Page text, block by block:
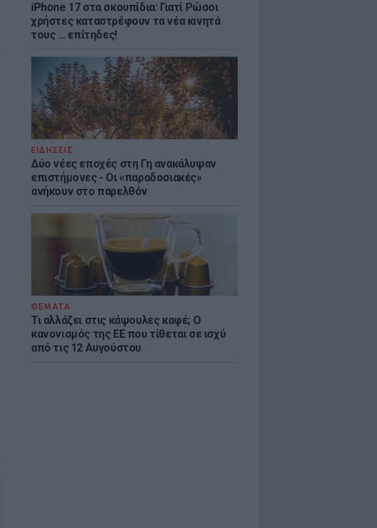
iPhone 17 στα σκουπίδια: Γιατί Ρώσοι
χρήστες καταστρέφουν τα νέα κινητά
τους ... επίτηδες!
ΕΙΔΗΣΕΙΣ
Δύο νέες εποχές στη Γη ανακάλυψαν
επιστήμονες - Oι «παραδοσιακές»
ανήκουν στο παρελθόν
ΘΕΜΑΤΑ
Τι αλλάζει στις κάψουλες καφέ; Ο
κανονισμός της ΕΕ που τίθεται σε ισχύ
από τις 12 Αυγούστου